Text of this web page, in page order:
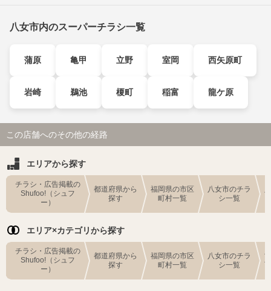
八女市内のスーパーチラシ一覧
蒲原 亀甲 立野 室岡 西矢原町
岩崎 鵜池 榎町 稲富 龍ケ原
この店舗へのその他の経路
エリアから探す
チラシ・広告掲載の
Shufoo!（シュフ
ー）
都道府県から
探す
福岡県の市区
町村一覧
八女市のチラ
シ一覧
エリア×カテゴリから探す
チラシ・広告掲載の
Shufoo!（シュフ
ー）
都道府県から
探す
福岡県の市区
町村一覧
八女市のチラ
シ一覧